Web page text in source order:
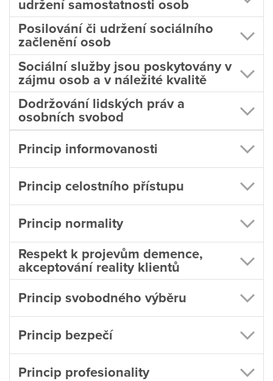
udržení samostatnosti osob
Posilování či udržení sociálního
začlenění osob
Sociální služby jsou poskytovány v
zájmu osob a v náležité kvalitě
Dodržování lidských práv a
osobních svobod
Princip informovanosti
Princip celostního přístupu
Princip normality
Respekt k projevům demence,
akceptování reality klientů
Princip svobodného výběru
Princip bezpečí
Princip profesionality